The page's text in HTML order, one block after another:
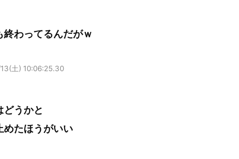
わってるんだがｗ
土) 10:06:25.30
どうかと
めたほうがいい